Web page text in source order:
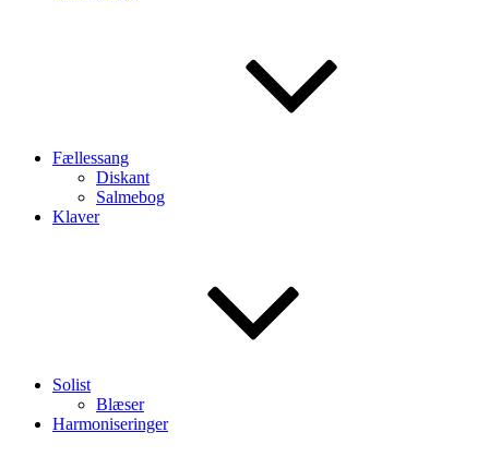
Fællessang
Diskant
Salmebog
Klaver
Solist
Blæser
Harmoniseringer